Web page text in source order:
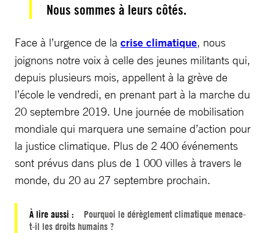
Nous sommes à leurs côtés.
Face à l’urgence de la crise climatique, nous
joignons notre voix à celle des jeunes militants qui,
depuis plusieurs mois, appellent à la grève de
l’école le vendredi, en prenant part à la marche du
20 septembre 2019. Une journée de mobilisation
mondiale qui marquera une semaine d’action pour
la justice climatique. Plus de 2 400 événements
sont prévus dans plus de 1 000 villes à travers le
monde, du 20 au 27 septembre prochain.
À lire aussi :
Pourquoi le dérèglement climatique menace-
t-il les droits humains ?